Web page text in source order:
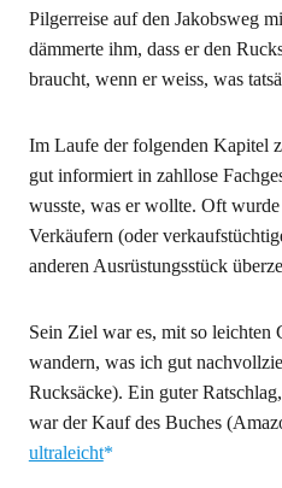
Pilgerreise auf den Jakobsweg
dämmerte ihm, dass er den
braucht, wenn er weiss, was
Im Laufe der folgenden Kapitel
gut informiert in zahllose
wusste, was er wollte. Oft
Verkäufern (oder
anderen Ausrüstungsstück
Sein Ziel war es, mit so leichten
wandern, was ich gut
Rucksäcke). Ein guter
war der Kauf des Buches
ultraleicht